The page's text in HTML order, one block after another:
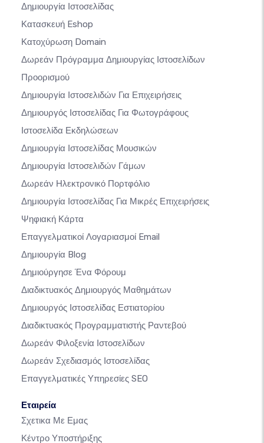
Δημιουργία Ιστοσελίδας
Κατασκευή Eshop
Κατοχύρωση Domain
Δωρεάν Πρόγραμμα Δημιουργίας Ιστοσελίδων
Προορισμού
Δημιουργία Ιστοσελιδών Για Επιχειρήσεις
Δημιουργός Ιστοσελίδας Για Φωτογράφους
Ιστοσελίδα Εκδηλώσεων
Δημιουργία Ιστοσελίδας Μουσικών
Δημιουργία Ιστοσελιδών Γάμων
Δωρεάν Ηλεκτρονικό Πορτφόλιο
Δημιουργία Ιστοσελίδας Για Μικρές Επιχειρήσεις
Ψηφιακή Κάρτα
Επαγγελματικοί Λογαριασμοί Email
Δημιουργία Blog
Δημιούργησε Ένα Φόρουμ
Διαδικτυακός Δημιουργός Μαθημάτων
Δημιουργός Ιστοσελίδας Εστιατορίου
Διαδικτυακός Προγραμματιστής Ραντεβού
Δωρεάν Φιλοξενία Ιστοσελίδων
Δωρεάν Σχεδιασμός Ιστοσελίδας
Επαγγελματικές Υπηρεσίες SEO
Εταιρεία
Σχετικα Με Εμας
Κέντρο Υποστήριξης